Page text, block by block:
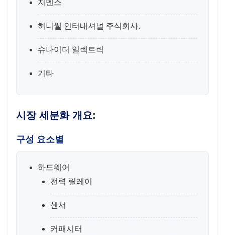
지멘스
허니웰 인터내셔널 주식회사.
슈나이더 일렉트릭
기타
시장 세분화 개요:
구성 요소별
하드웨어
전력 릴레이
센서
커패시터